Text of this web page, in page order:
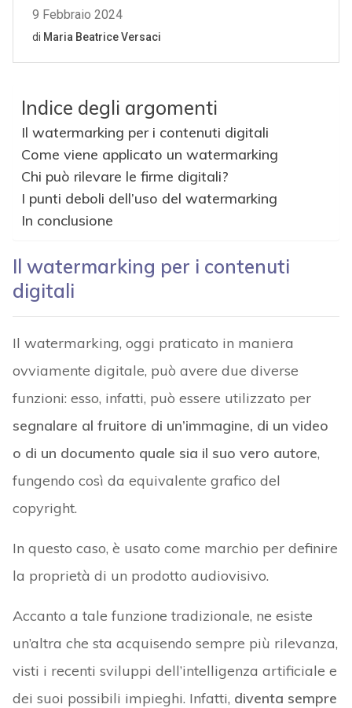
Indice degli argomenti
Il watermarking per i contenuti digitali
Come viene applicato un watermarking
Chi può rilevare le firme digitali?
I punti deboli dell’uso del watermarking
In conclusione
Il watermarking per i contenuti
digitali
Il watermarking, oggi praticato in maniera
ovviamente digitale, può avere due diverse
funzioni: esso, infatti, può essere utilizzato per
segnalare al fruitore di un’immagine, di un video
o di un documento quale sia il suo vero autore,
fungendo così da equivalente grafico del
copyright.
In questo caso, è usato come marchio per definire
la proprietà di un prodotto audiovisivo.
Accanto a tale funzione tradizionale, ne esiste
un’altra che sta acquisendo sempre più rilevanza,
visti i recenti sviluppi dell’intelligenza artificiale e
dei suoi possibili impieghi. Infatti, diventa sempre